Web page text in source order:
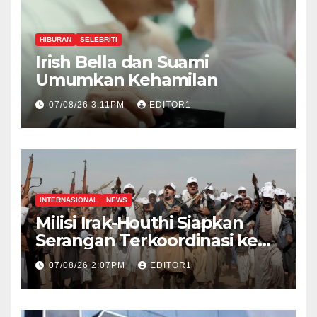
HIBURAN SELEBRITI
Irish Bella dan Suami
Umumkan Kehamilan
07/08/26 3:11PM EDITOR1
INTERNASIONAL NEWS
Milisi Irak-Houthi Siapkan
Serangan Terkoordinasi ke
Arab Saudi
07/08/26 2:07PM EDITOR1